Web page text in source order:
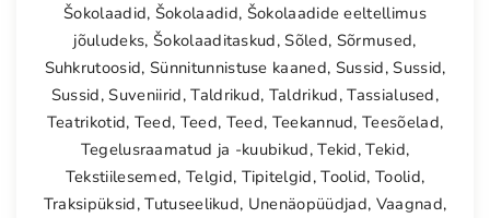
Šokolaadid, Šokolaadid, Šokolaadide eeltellimus
jõuludeks, Šokolaaditaskud,Sõled, Sõrmused,
Suhkrutoosid, Sünnitunnistuse kaaned, Sussid,Sussid,
Sussid,Suveniirid,Taldrikud, Taldrikud,Tassialused,
Teatrikotid, Teed, Teed, Teed, Teekannud,Teesõelad,
Tegelusraamatud ja -kuubikud,Tekid,Tekid,
Tekstiilesemed, Telgid, Tipitelgid,Toolid, Toolid,
Traksipüksid,Tutuseelikud, Unenäopüüdjad, Vaagnad,